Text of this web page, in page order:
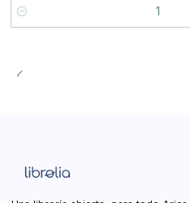
Cantidad